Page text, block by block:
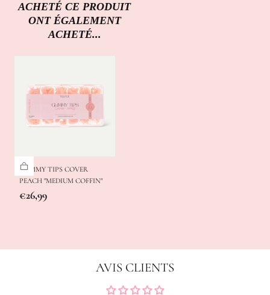
ACHETÉ CE PRODUIT
ONT ÉGALEMENT
ACHETÉ...
GUMMY TIPS COVER
PEACH "MEDIUM COFFIN"
Prix
€26,99
AVIS CLIENTS